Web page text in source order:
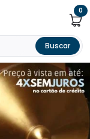
Buscar
0